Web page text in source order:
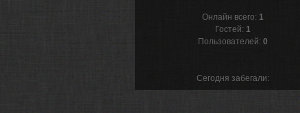
Онлайн всего: 1
Гостей: 1
Пользователей: 0
Сегодня забегали: